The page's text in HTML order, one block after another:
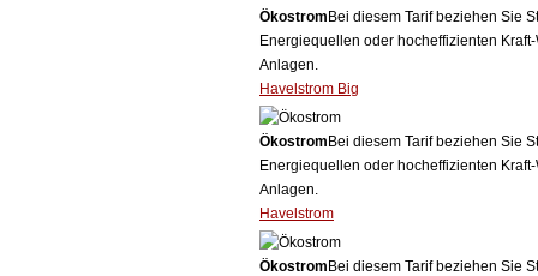
Ökostrom Bei diesem Tarif beziehen Sie
Energiequellen oder hocheffizienten
Anlagen.
Havelstrom Big
Ökostrom Bei diesem Tarif beziehen Sie
Energiequellen oder hocheffizienten
Anlagen.
Havelstrom
Ökostrom Bei diesem Tarif beziehen Sie